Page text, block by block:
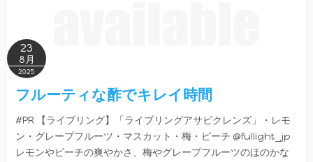
23
8月
2025
フルーティな酢でキレイ時間
#PR 【ライブリング】「ライブリングアサビクレンズ」・レモ
ン・グレープフルーツ・マスカット・梅・ピーチ @fullight_jp
レモンやピーチの爽やかさ、梅やグレープフルーツのほのかな